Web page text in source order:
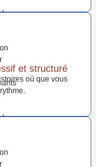
et structuré
où que vous